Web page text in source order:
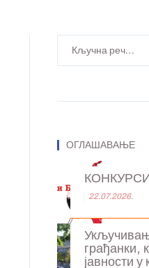
ОГЛАШАВАЊЕ
22.07.2026.
грађанки,
јавности